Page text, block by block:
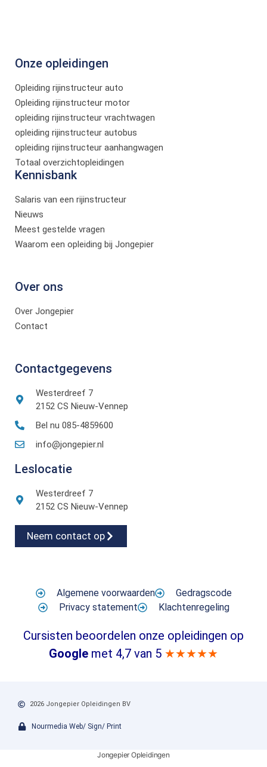
Onze opleidingen
Opleiding rijinstructeur auto
Opleiding rijinstructeur motor
opleiding rijinstructeur vrachtwagen
opleiding rijinstructeur autobus
opleiding rijinstructeur aanhangwagen
Totaal overzichtopleidingen
Kennisbank
Salaris van een rijinstructeur
Nieuws
Meest gestelde vragen
Waarom een opleiding bij Jongepier
Over ons
Over Jongepier
Contact
Contactgegevens
Westerdreef 7
2152 CS Nieuw-Vennep
Bel nu 085-4859600
info@jongepier.nl
Leslocatie
Westerdreef 7
2152 CS Nieuw-Vennep
Neem contact op
Algemene voorwaarden
Gedragscode
Privacy statement
Klachtenregeling
Cursisten beoordelen onze opleidingen op
Google met 4,7 van 5 ★★★★★
2026 Jongepier Opleidingen BV
Nourmedia Web/ Sign/ Print
Jongepier Opleidingen